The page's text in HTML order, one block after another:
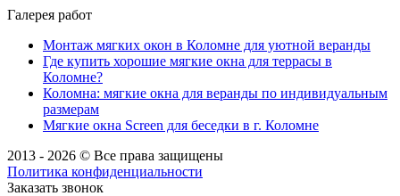
Галерея работ
Монтаж мягких окон в Коломне для уютной веранды
Где купить хорошие мягкие окна для террасы в
Коломне?
Коломна: мягкие окна для веранды по индивидуальным
размерам
Мягкие окна Screen для беседки в г. Коломне
2013 - 2026 © Все права защищены
Политика конфиденциальности
Заказать звонок